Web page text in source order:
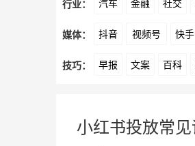
行业： 汽车 金融 社交
文娱 跨境 科技
媒体： 抖音 视频号 快手
爱奇艺 美柚 美图
技巧： 早报 文案 百科
小红书投放常